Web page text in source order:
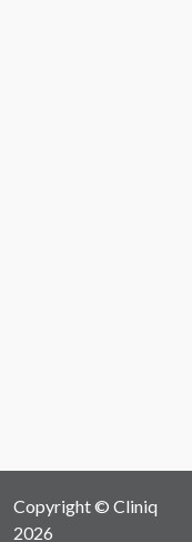
Copyright © Cliniq
2026